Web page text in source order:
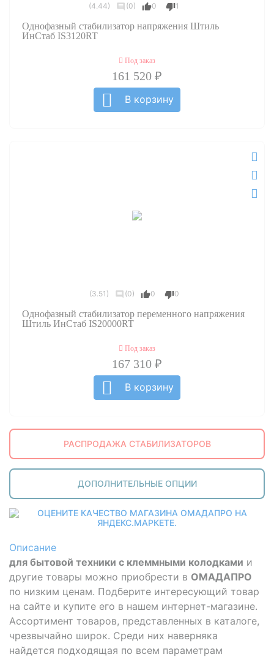
(4.44) (0) 0 1
Однофазный стабилизатор напряжения Штиль
ИнСтаб IS3120RT
Под заказ
161 520 ₽
В корзину
(3.51) (0) 0 0
Однофазный стабилизатор переменного напряжения
Штиль ИнСтаб IS20000RT
Под заказ
167 310 ₽
В корзину
РАСПРОДАЖА СТАБИЛИЗАТОРОВ
ДОПОЛНИТЕЛЬНЫЕ ОПЦИИ
Описание
для бытовой техники с клеммными колодками и
другие товары можно приобрести в ОМАДАПРО
по низким ценам. Подберите интересующий товар
на сайте и купите его в нашем интернет-магазине.
Ассортимент товаров, представленных в каталоге,
чрезвычайно широк. Среди них наверняка
найдется подходящая по всем параметрам